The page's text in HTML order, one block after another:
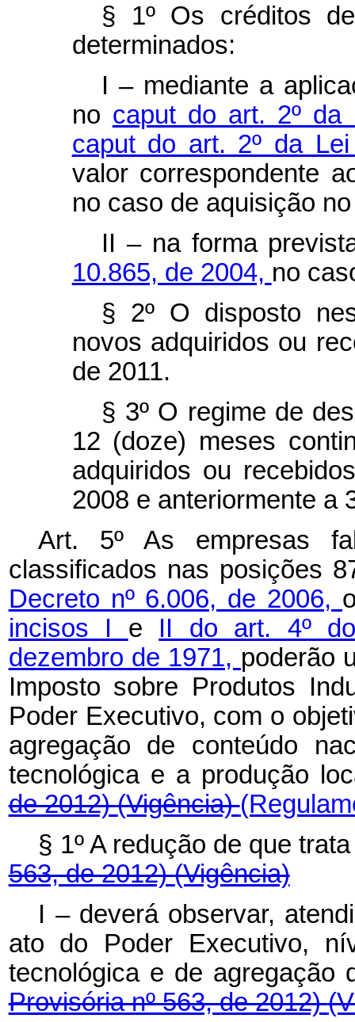
§ 1º Os créditos
determinados:
I – mediante a
no caput do art. 2º
caput do art. 2º da
valor correspondente
no caso de aquisição
II – na forma
10.865, de 2004, no
§ 2º O disposto
novos adquiridos ou
de 2011.
§ 3º O regime de
12 (doze) meses
adquiridos ou
2008 e anteriormente a
Art. 5º As empresas
classificados nas posições
Decreto nº 6.006, de 2006,
incisos I e II do art. 4º
dezembro de 1971, poderão
Imposto sobre Produtos
Poder Executivo, com o
agregação de conteúdo
tecnológica e a produção
de 2012)(Vigência)
§ 1º A redução de que
563, de 2012)(Vigência)
I – deverá observar,
ato do Poder Executivo,
tecnológica e de agregação
Provisória nº 563, de 2012)